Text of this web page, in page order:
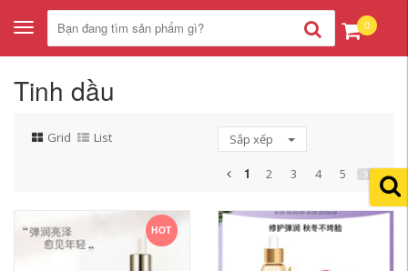
Toggle
navigation
0
Tinh dầu
Grid List Sắp xếp
1 2 3 4 5
HOT